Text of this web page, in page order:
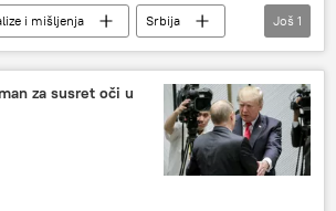
i mišljenja
Srbija
Još 1
za susret oči u